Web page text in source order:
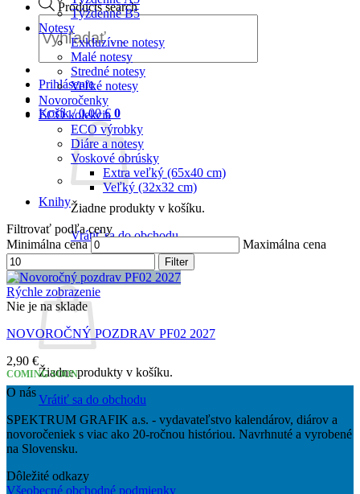
Products search
Prihlásenie
Košík /0,00€ 0
Žiadne produkty v košíku.
Vrátiť sa do obchodu
Košík
Žiadne produkty v košíku.
Vrátiť sa do obchodu
Týždenné B5
Notesy
Exkluzívne notesy
Malé notesy
Stredné notesy
Veľké notesy
Novoročenky
ECO kolekcia
ECO výrobky
Diáre a notesy
Voskové obrúsky
Extra veľký (65x40 cm)
Veľký (32x32 cm)
Knihy
Filtrovať podľa ceny
Minimálna cena
Maximálna cena
Filter
Rýchle zobrazenie
Nie je na sklade
NOVOROČNÝ POZDRAV PF02 2027
2,90 €
COMING SOON
O nás
SPEKTRUM GRAFIK a.s. - vydavateľstvo kalendárov, diárov a
novoročeniek s viac ako 20-ročnou históriou. Navrhnuté a vyrobené
na Slovensku.
Dôležité odkazy
Všeobecné obchodné podmienky